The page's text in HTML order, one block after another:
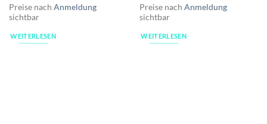
Preise nach Anmeldung
sichtbar
WEITERLESEN
Preise nach Anmeldung
sichtbar
WEITERLESEN